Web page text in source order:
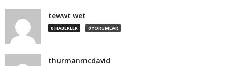
tewwt wet
0 HABERLER 0 YORUMLAR
thurmanmcdavid